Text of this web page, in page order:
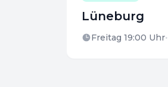
Lüneburg
Freitag 19:00 Uhr•